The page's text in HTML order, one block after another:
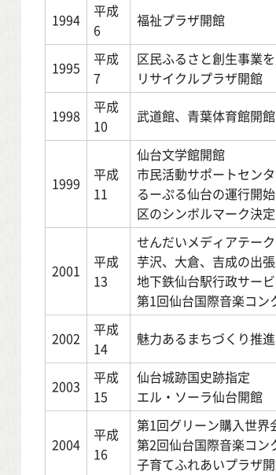
1994
平成
6
福祉プラザ開館
1995
平成
7
区民ふるさと創生事業
リサイクルプラザ開館
1998
平成
10
武道館、青葉体育館開館
1999
平成
11
仙台文学館開館
市民活動サポートセン
るーぷる仙台の運行開始
区のシンボルマーク決定
2001
平成
13
せんだいメディアテー
芋沢、大倉、吉成の出
地下鉄仙台駅行政サー
第1回仙台国際音楽コン
2002
平成
14
魅力あるまちづくり推
2003
平成
15
仙台城跡国史跡指定
エル・ソーラ仙台開館
2004
平成
16
第1回グリーン購入世界
第2回仙台国際音楽コン
子育てふれあいプラザ